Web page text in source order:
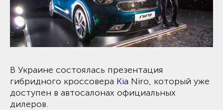
В Украине состоялась презентация
гибридного кроссовера Kia Niro, который уже
доступен в автосалонах официальных
дилеров.